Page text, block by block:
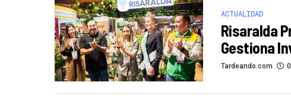
ACTUALIDAD
Risaralda
Gestiona
Tardeando.com